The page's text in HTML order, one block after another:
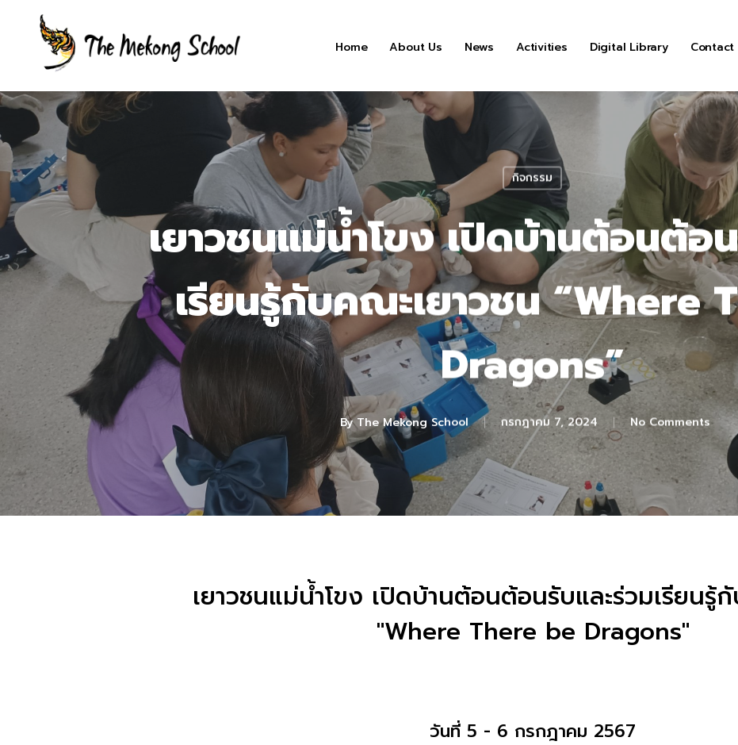
Home About Us News Activities Digital Library Contact
กิจกรรม
เยาวชนแม่น้ำโขง เปิดบ้านต้อนต้อ
เรียนรู้กับคณะเยาวชน “Where
Dragons”
By The Mekong School กรกฎาคม 7, 2024 No Comments
เยาวชนแม่น้ำโขง เปิดบ้านต้อนต้อนรับและร่วมเรียนรู้
"Where There be Dragons"
วันที่ 5 - 6 กรกฎาคม 2567